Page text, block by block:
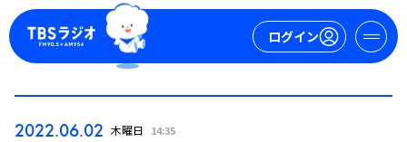
ログイン
2022.06.02 木曜日 14:35